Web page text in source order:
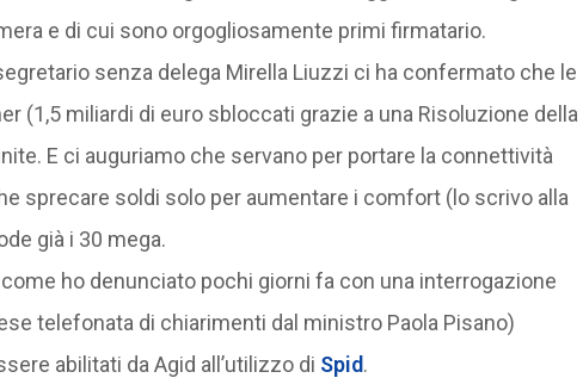
e di cui sono orgogliosamente primi firmatario.
senza delega Mirella Liuzzi ci ha confermato che le
(1,5 miliardi di euro sbloccati grazie a una Risoluzione della
E ci auguriamo che servano per portare la connettività
sprecare soldi solo per aumentare i comfort (lo scrivo alla
già i 30 mega.
ho denunciato pochi giorni fa con una interrogazione
telefonata di chiarimenti dal ministro Paola Pisano)
abilitati da Agid all’utilizzo di Spid.